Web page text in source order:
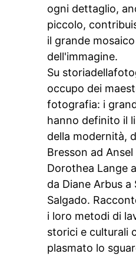
ogni dettaglio,
piccolo,
il grande
dell'immagine.
Su
occupo dei
fotografia: i
hanno definito il
della modernità,
Bresson ad
Dorothea Lange
da Diane Arbus a
Salgado.
i loro metodi di
storici e culturali
plasmato lo